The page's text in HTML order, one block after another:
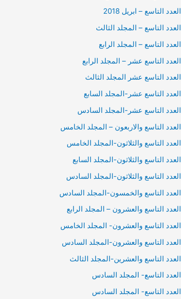
العدد التاسع – ابريل 2018
العدد التاسع – المجلد الثالث
العدد التاسع – المجلد الرابع
العدد التاسع عشر – المجلد الرابع
العدد التاسع عشر المجلد الثالث
العدد التاسع عشر-المجلد السابع
العدد التاسع عشر-المجلد السادس
العدد التاسع والاربعون – المجلد الخامس
العدد التاسع والثلاثون-المجلد الخامس
العدد التاسع والثلاثون-المجلد السابع
العدد التاسع والثلاثون-المجلد السادس
العدد التاسع والخمسون-المجلد السادس
العدد التاسع والعشرون – المجلد الرابع
العدد التاسع والعشرون- المجلد الخامس
العدد التاسع والعشرون-المجلد السادس
العدد التاسع والعشرين-المجلد الثالث
العدد التاسع- المجلد السادس
العدد التاسع- المجلد السادس